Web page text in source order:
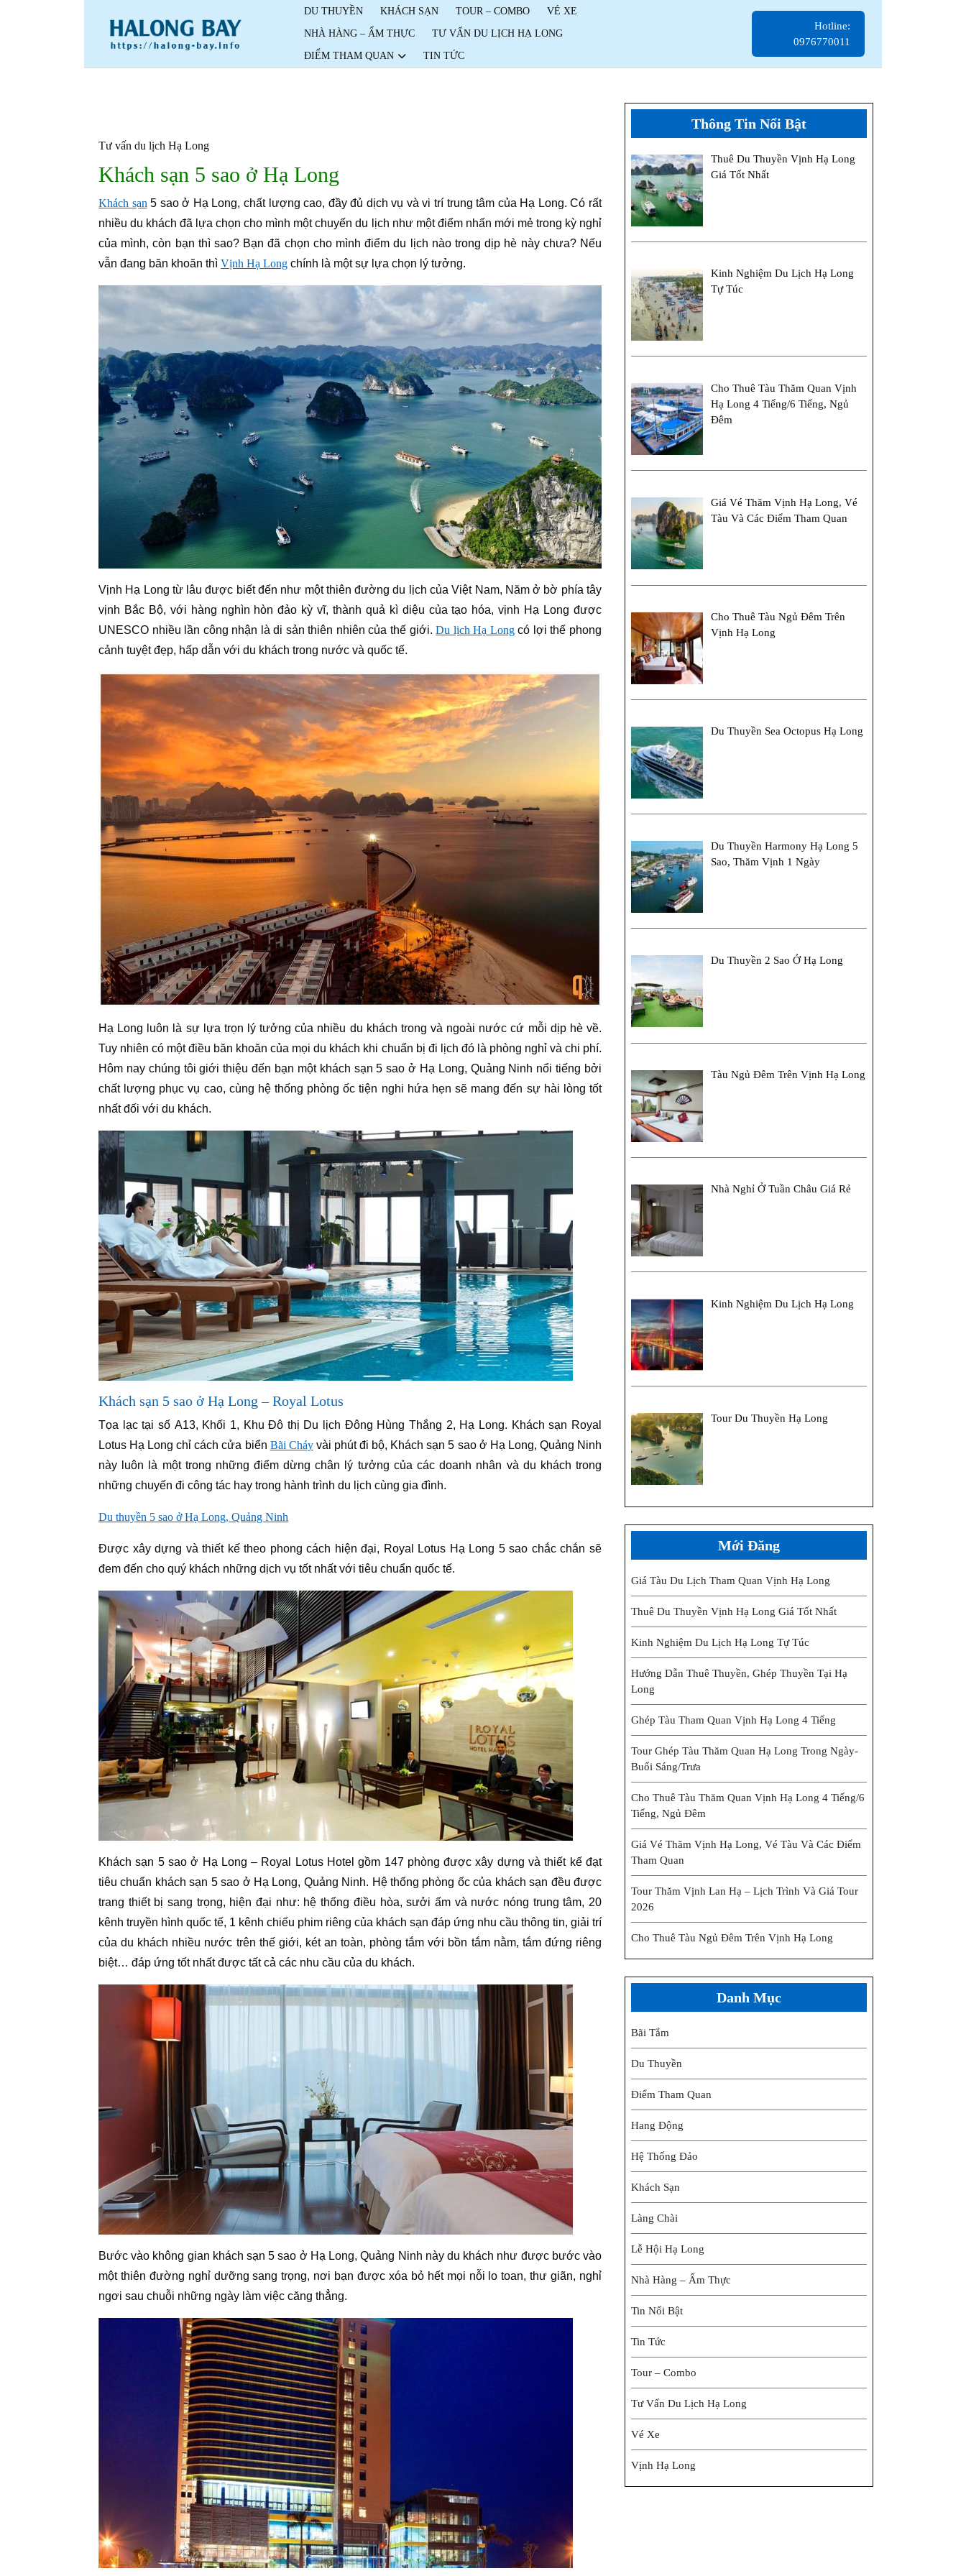
content
DU THUYỀN KHÁCH SẠN TOUR – COMBO VÉ XE
NHÀ HÀNG – ẨM THỰC TƯ VẤN DU LỊCH HẠ LONG
ĐIỂM THAM QUAN TIN TỨC
Hotline:
0976770011
0976770011
Tư vấn du lịch Hạ Long
Khách sạn 5 sao ở Hạ Long
Khách sạn 5 sao ở Hạ Long, chất lượng cao, đầy đủ dịch vụ và vi trí trung tâm của Hạ Long. Có rất
nhiều du khách đã lựa chọn cho mình một chuyến du lịch như một điểm nhấn mới mẻ trong kỳ nghỉ
của mình, còn bạn thì sao? Bạn đã chọn cho mình điểm du lịch nào trong dịp hè này chưa? Nếu
vẫn đang băn khoăn thì Vịnh Hạ Long chính là một sự lựa chọn lý tưởng.
Vịnh Hạ Long từ lâu được biết đến như một thiên đường du lịch của Việt Nam, Năm ở bờ phía tây
vịnh Bắc Bộ, với hàng nghìn hòn đảo kỳ vĩ, thành quả kì diệu của tạo hóa, vịnh Hạ Long được
UNESCO nhiều lần công nhận là di sản thiên nhiên của thế giới.Du lịch Hạ Longcó lợi thế phong
cảnh tuyệt đẹp, hấp dẫn với du khách trong nước và quốc tế.
Hạ Long luôn là sự lựa trọn lý tưởng của nhiều du khách trong và ngoài nước cứ mỗi dịp hè về.
Tuy nhiên có một điều băn khoăn của mọi du khách khi chuẩn bị đi lịch đó là phòng nghỉ và chi phí.
Hôm nay chúng tôi giới thiệu đến bạn một khách sạn 5 sao ở Hạ Long, Quảng Ninh nổi tiếng bởi
chất lượng phục vụ cao, cùng hệ thống phòng ốc tiện nghi hứa hẹn sẽ mang đến sự hài lòng tốt
nhất đối với du khách.
Khách sạn 5 sao ở Hạ Long – Royal Lotus
Tọa lạc tại số A13, Khối 1, Khu Đô thị Du lịch Đông Hùng Thắng 2, Hạ Long. Khách sạn Royal
Lotus Hạ Long chỉ cách cửa biển Bãi Cháyvài phút đi bộ, Khách sạn 5 sao ở Hạ Long, Quảng Ninh
này luôn là một trong những điểm dừng chân lý tưởng của các doanh nhân và du khách trong
những chuyến đi công tác hay trong hành trình du lịch cùng gia đình.
Du thuyền 5 sao ở Hạ Long, Quảng Ninh
Được xây dựng và thiết kế theo phong cách hiện đại, Royal Lotus Hạ Long 5 sao chắc chắn sẽ
đem đến cho quý khách những dịch vụ tốt nhất với tiêu chuẩn quốc tế.
Khách sạn 5 sao ở Hạ Long – Royal Lotus Hotel gồm 147 phòng được xây dựng và thiết kế đạt
tiêu chuẩn khách sạn 5 sao ở Hạ Long, Quảng Ninh. Hệ thống phòng ốc của khách sạn đều được
trang thiết bị sang trọng, hiện đại như: hệ thống điều hòa, sưởi ấm và nước nóng trung tâm, 20
kênh truyền hình quốc tế, 1 kênh chiếu phim riêng của khách sạn đáp ứng nhu cầu thông tin, giải trí
của du khách nhiều nước trên thế giới, két an toàn, phòng tắm với bồn tắm nằm, tắm đứng riêng
biệt… đáp ứng tốt nhất được tất cả các nhu cầu của du khách.
Bước vào không gian khách sạn 5 sao ở Hạ Long, Quảng Ninh này du khách như được bước vào
một thiên đường nghỉ dưỡng sang trọng, nơi bạn được xóa bỏ hết mọi nỗi lo toan, thư giãn, nghỉ
ngơi sau chuỗi những ngày làm việc căng thẳng.
Thông Tin Nổi Bật
Thuê Du Thuyền Vịnh Hạ Long
Giá Tốt Nhất
Kinh Nghiệm Du Lịch Hạ Long
Tự Túc
Cho Thuê Tàu Thăm Quan Vịnh
Hạ Long 4 Tiếng/6 Tiếng, Ngủ
Đêm
Giá Vé Thăm Vịnh Hạ Long, Vé
Tàu Và Các Điểm Tham Quan
Cho Thuê Tàu Ngủ Đêm Trên
Vịnh Hạ Long
Du Thuyền Sea Octopus Hạ Long
Du Thuyền Harmony Hạ Long 5
Sao, Thăm Vịnh 1 Ngày
Du Thuyền 2 Sao Ở Hạ Long
Tàu Ngủ Đêm Trên Vịnh Hạ Long
Nhà Nghỉ Ở Tuần Châu Giá Rẻ
Kinh Nghiệm Du Lịch Hạ Long
Tour Du Thuyền Hạ Long
Mới Đăng
Giá Tàu Du Lịch Tham Quan Vịnh Hạ Long
Thuê Du Thuyền Vịnh Hạ Long Giá Tốt Nhất
Kinh Nghiệm Du Lịch Hạ Long Tự Túc
Hướng Dẫn Thuê Thuyền, Ghép Thuyền Tại Hạ
Long
Ghép Tàu Tham Quan Vịnh Hạ Long 4 Tiếng
Tour Ghép Tàu Thăm Quan Hạ Long Trong Ngày-
Buổi Sáng/trưa
Cho Thuê Tàu Thăm Quan Vịnh Hạ Long 4 Tiếng/6
Tiếng, Ngủ Đêm
Giá Vé Thăm Vịnh Hạ Long, Vé Tàu Và Các Điểm
Tham Quan
Tour Thăm Vịnh Lan Hạ – Lịch Trình Và Giá Tour
2026
Cho Thuê Tàu Ngủ Đêm Trên Vịnh Hạ Long
Danh Mục
Bãi Tắm
Du Thuyền
Điểm Tham Quan
Hang Động
Hệ Thống Đảo
Khách Sạn
Làng Chài
Lễ Hội Hạ Long
Nhà Hàng – Ẩm Thực
Tin Nổi Bật
Tin Tức
Tour – Combo
Tư Vấn Du Lịch Hạ Long
Vé Xe
Vịnh Hạ Long